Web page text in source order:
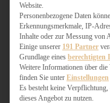
Website.
Personenbezogene Daten
Erkennungsmerkmale, IP-
Inhalte oder zur Messung von
Einige unserer 191 Partner
Grundlage eines berechtigten
Weitere Informationen über
finden Sie unter Einstellungen
Es besteht keine
dieses Angebot zu nutzen.